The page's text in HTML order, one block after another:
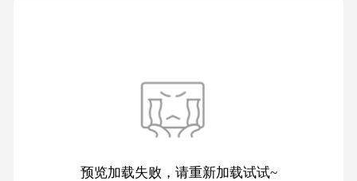
预览加载失败，请重新加载试试~